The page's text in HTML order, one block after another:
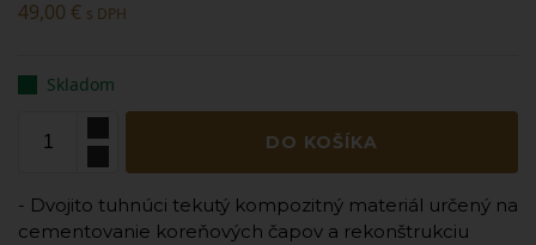
49,00 € s DPH
Skladom
DO KOŠÍKA
- Dvojito tuhnúci tekutý kompozitný materiál určený na
cementovanie koreňových čapov a rekonštrukciu